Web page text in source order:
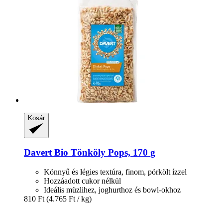
Kosár
DavertBio Tönköly Pops, 170 g
Könnyű és légies textúra, finom, pörkölt ízzel
Hozzáadott cukor nélkül
Ideális müzlihez, joghurthoz és bowl-okhoz
810 Ft (4.765 Ft / kg)